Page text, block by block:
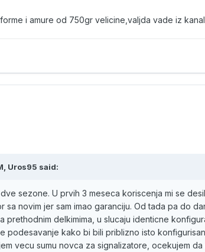
i amure od 750gr velicine,valjda vade iz
Uros95 said:
sezone. U prvih 3 meseca koriscenja mi se
sa novim jer sam imao garanciju. Od tada pa do
prethodnim delkimima, u slucaju identicne
podesavanje kako bi bili priblizno isto
vecu sumu novca za signalizatore, ocekujem